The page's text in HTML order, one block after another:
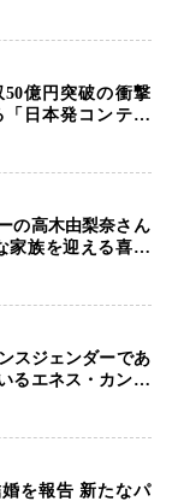
50億円突破の衝撃
日本発コンテン
ーマン、モアナ
の高木由梨奈さん
家族を迎える喜び
ツヤさんと連名
スジェンダーであ
るエネス・カンタ
参戦を表明「参加
ツを巡る議論
を報告 新たなパ